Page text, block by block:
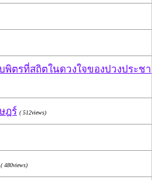
พิตรที่สถิตในดวงใจของปวงประชา
ฎร์ ( 512views)
( 480views)